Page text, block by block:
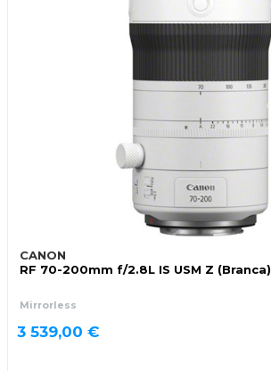
CANON
RF 70-200mm f/2.8L IS USM Z (Branca)
Mirrorless
3 539,00 €